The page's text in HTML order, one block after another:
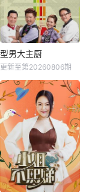
型男大主厨
更新至第20260806期